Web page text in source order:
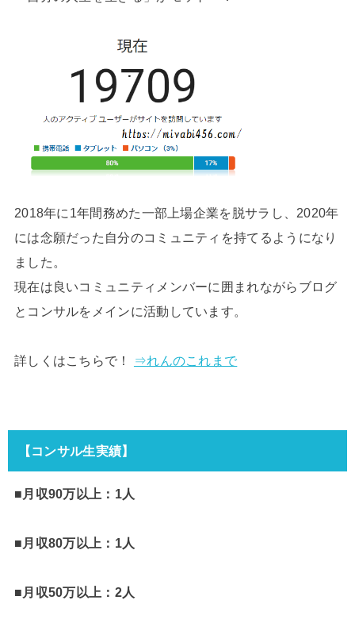
2018年に1年間務めた一部上場企業を脱サラし、2020年
には念願だった自分のコミュニティを持てるようになり
ました。
現在は良いコミュニティメンバーに囲まれながらブログ
とコンサルをメインに活動しています。
詳しくはこちらで！ ⇒れんのこれまで
【コンサル生実績】
■月収90万以上：1人
■月収80万以上：1人
■月収50万以上：2人